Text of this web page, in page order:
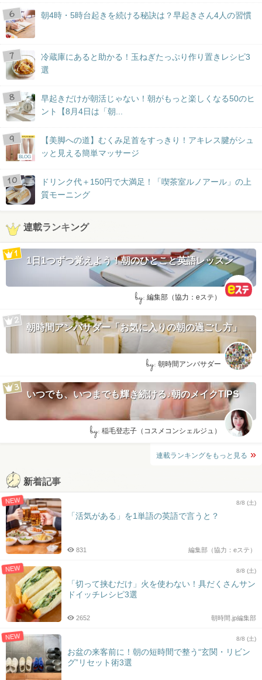
朝4時・5時台起きを続ける秘訣は？早起きさん4人の習慣
冷蔵庫にあると助かる！玉ねぎたっぷり作り置きレシピ3
選
早起きだけが朝活じゃない！朝がもっと楽しくなる50のヒ
ント【8月4日は「朝...
BLOG
【美脚への道】むくみ足首をすっきり！アキレス腱がシュ
ッと見える簡単マッサージ
ドリンク代＋150円で大満足！「喫茶室ルノアール」の上
質モーニング
連載ランキング
1日1つずつ覚えよう！朝のひとこと英語レッスン
by: 編集部（協力：eステ）
朝時間アンバサダー「お気に入りの朝の過ごし方」
by: 朝時間アンバサダー
いつでも、いつまでも輝き続ける♪朝のメイクTIPS
by: 稲毛登志子（コスメコンシェルジュ）
連載ランキングをもっと見る
新着記事
NEW 8/8 (土)
「活気がある」を1単語の英語で言うと？
編集部（協力：eステ）
831
NEW 8/8 (土)
「切って挟むだけ」火を使わない！具だくさんサン
ドイッチレシピ3選
朝時間.jp編集部
2652
NEW 8/8 (土)
お盆の来客前に！朝の短時間で整う“玄関・リビン
グ”リセット術3選